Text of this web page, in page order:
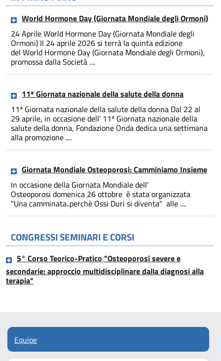
World Hormone Day (Giornata Mondiale degli Ormoni)
24 Aprile World Hormone Day (Giornata Mondiale degli
Ormoni) Il 24 aprile 2026 si terrà la quinta edizione
del World Hormone Day (Giornata Mondiale degli Ormoni),
promossa dalla Società ....
11ª Giornata nazionale della salute della donna
11ª Giornata nazionale della salute della donna Dal 22 al
29 aprile, in occasione dell’ 11ª Giornata nazionale della
salute della donna, Fondazione Onda dedica una settimana
alla promozione ....
Giornata Mondiale Osteoporosi: Camminiamo Insieme
In occasione della Giornata Mondiale dell'
Osteoporosi domenica 26 ottobre è stata organizzata
"Una camminata..perchè Ossi Duri si diventa" alle ....
CONGRESSI SEMINARI E CORSI
5° Corso Teorico-Pratico "Osteoporosi severe e
secondarie: approccio multidisciplinare dalla diagnosi alla
terapia"
Equipe